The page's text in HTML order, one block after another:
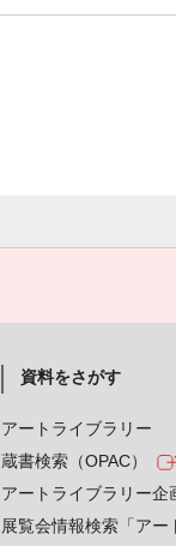
資料をさがす
アートライブラリー
蔵書検索（OPAC）
アートライブラリー企
展覧会情報検索「アー